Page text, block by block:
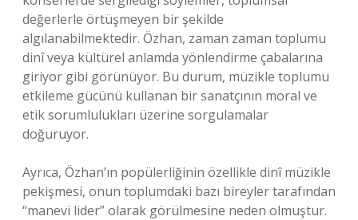
değerlerle örtüşmeyen bir şekilde
algılanabilmektedir. Özhan, zaman zaman toplumu
dinî veya kültürel anlamda yönlendirme çabalarına
giriyor gibi görünüyor. Bu durum, müzikle toplumu
etkileme gücünü kullanan bir sanatçının moral ve
etik sorumlulukları üzerine sorgulamalar
doğuruyor.
Ayrıca, Özhan’ın popülerliğinin özellikle dinî müzikle
pekişmesi, onun toplumdaki bazı bireyler tarafından
“manevi lider” olarak görülmesine neden olmuştur.